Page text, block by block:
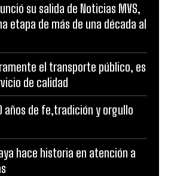
su salida de Noticias MVS,
etapa de más de una década al
el transporte público, es
de calidad
años de fe,tradición y orgullo
hace historia en atención a